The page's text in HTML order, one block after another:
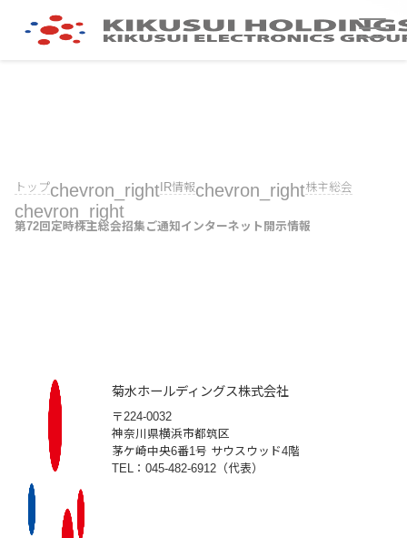
トップchevron_right IR情報chevron_right株主総会
chevron_right
第72回定時株主総会招集ご通知インターネット開示情報
菊水ホールディングス株式会社
〒224-0032
神奈川県横浜市都筑区
茅ケ崎中央6番1号 サウスウッド4階
TEL：045-482-6912（代表）